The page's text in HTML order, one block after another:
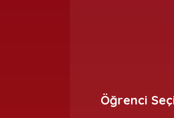
Öğrenci